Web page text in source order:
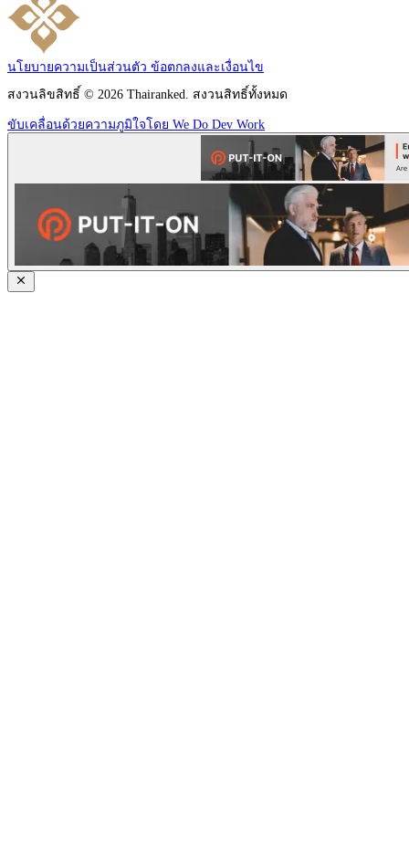
นโยบายความเป็นส่วนตัว ข้อตกลงและเงื่อนไข
สงวนลิขสิทธิ์ © 2026 Thairanked. สงวนสิทธิ์ทั้งหมด
ขับเคลื่อนด้วยความภูมิใจโดย We Do Dev Work